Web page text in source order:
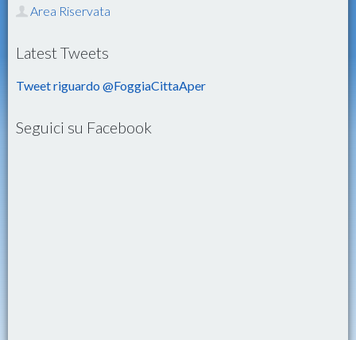
Area Riservata
Latest Tweets
Tweet riguardo @FoggiaCittaAper
Seguici su Facebook